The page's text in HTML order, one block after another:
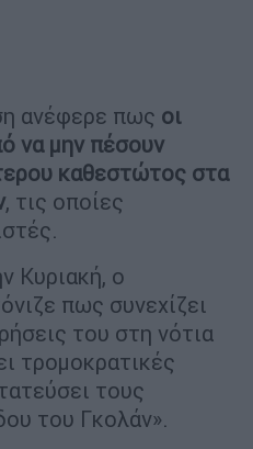
ανέφερε πως οι
να μην πέσουν
καθεστώτος στα
, τις οποίες
Κυριακή, ο
πως συνεχίζει
του στη νότια
τρομοκρατικές
τους
του Γκολάν».